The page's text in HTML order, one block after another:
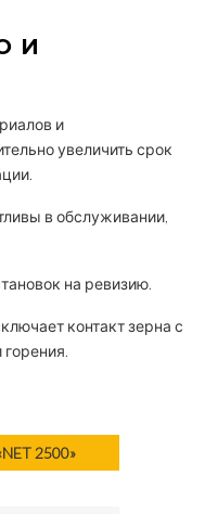
И
и
увеличить срок
в обслуживании,
на ревизию.
контакт зерна с
2500»